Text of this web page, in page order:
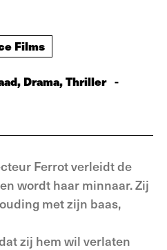
Films
Drama, Thriller -
Ferrot verleidt de
wordt haar minnaar. Zij
met zijn baas,
zij hem wil verlaten